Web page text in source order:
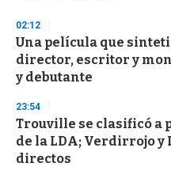
s
e
c
o
n
d
02:12
Una película que
director, escritor y
y debutante
23:54
Trouville se clasificó a
de la LDA; Verdirrojo
directos